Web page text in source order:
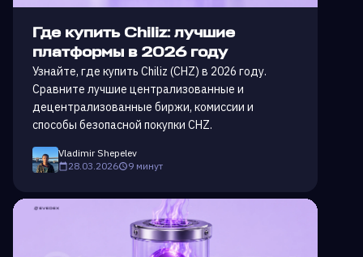
Где купить Chiliz: лучшие
платформы в 2026 году
Узнайте, где купить Chiliz (CHZ) в 2026 году.
Сравните лучшие централизованные и
децентрализованные биржи, комиссии и
способы безопасной покупки CHZ.
Vladimir Shepelev
28.03.2026
9 минут